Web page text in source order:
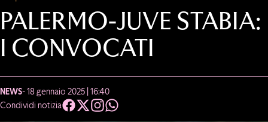
PALERMO-JUVE STABIA:
I CONVOCATI
NEWS- 18 gennaio 2025 | 16:40
Condividi notizia